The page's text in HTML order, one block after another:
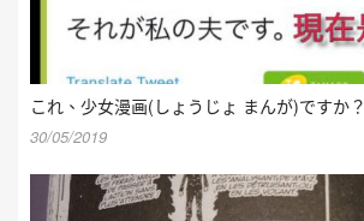
これ、少女漫画(しょうじょ まんが)ですか？
30/05/2019